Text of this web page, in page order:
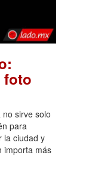
foto
sirve solo
para
la ciudad y
importa más